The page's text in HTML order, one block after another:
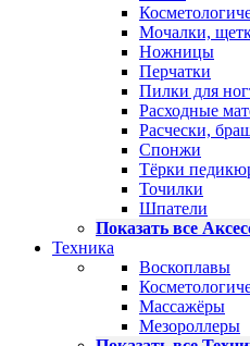
Мочалки,
Ножницы
Перчатки
Пилки для
Расходные
Расчески,
Спонжи
Тёрки
Точилки
Шпатели
Показать все
Техника
Воскоплавы
Массажёры
Мезороллеры